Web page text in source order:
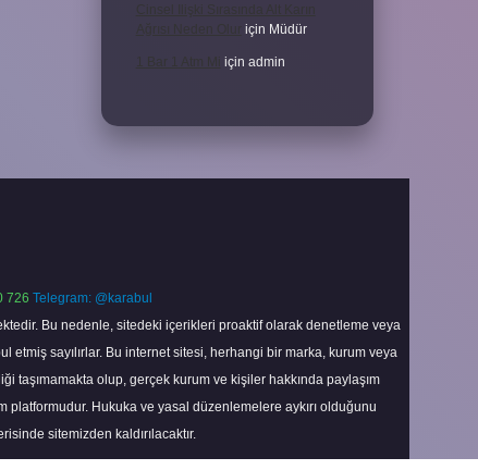
Cinsel Ilişki Sırasında Alt Karın
Ağrısı Neden Olur için Müdür
1 Bar 1 Atm Mi için admin
726 Telegram: @karabul
Bu nedenle, sitedeki içerikleri proaktif olarak denetleme veya
etmiş sayılırlar. Bu internet sitesi, herhangi bir marka, kurum veya
taşımamakta olup, gerçek kurum ve kişiler hakkında paylaşım
platformudur. Hukuka ve yasal düzenlemelere aykırı olduğunu
sitemizden kaldırılacaktır.